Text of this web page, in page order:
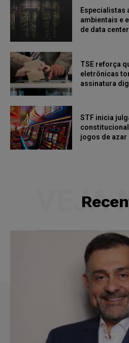
Especialistas
ambientais e
de data
TSE reforça
eletrônicas
assinatura
STF inicia
jogos de azar
VEJA